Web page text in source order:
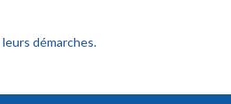
leurs démarches.